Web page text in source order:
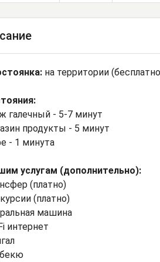
на территории
галечный - 5-7 минут
продукты - 5 минут
- 1 минута
услугам (дополнительно):
(платно)
(платно)
машина
интернет